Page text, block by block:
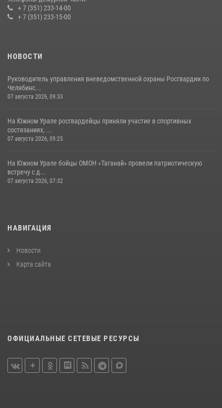
+ 7 (351) 233-14-00
+ 7 (351) 233-15-00
НОВОСТИ
Руководитель управления вневедомственной охраны Росгвардии по
Челябинс...
07 августа 2026, 09:33
На Южном Урале росгвардейцы приняли участие в спортивных
состязаниях, ...
07 августа 2026, 09:25
На Южном Урале бойцы ОМОН «Таганай» провели патриотическую
встречу с д...
07 августа 2026, 07:32
НАВИГАЦИЯ
Новости
Карта сайта
ОФИЦИАЛЬНЫЕ СЕТЕВЫЕ РЕСУРСЫ